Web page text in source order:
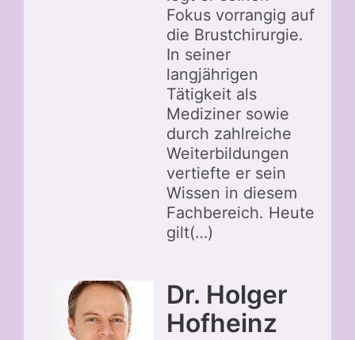
Fokus vorrangig auf
die Brustchirurgie.
In seiner
langjährigen
Tätigkeit als
Mediziner sowie
durch zahlreiche
Weiterbildungen
vertiefte er sein
Wissen in diesem
Fachbereich. Heute
gilt(…)
Dr. Holger
Hofheinz